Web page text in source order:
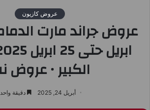
عروض كازيون
الكبير • عروض
أبريل 24, 2025 دقيقة